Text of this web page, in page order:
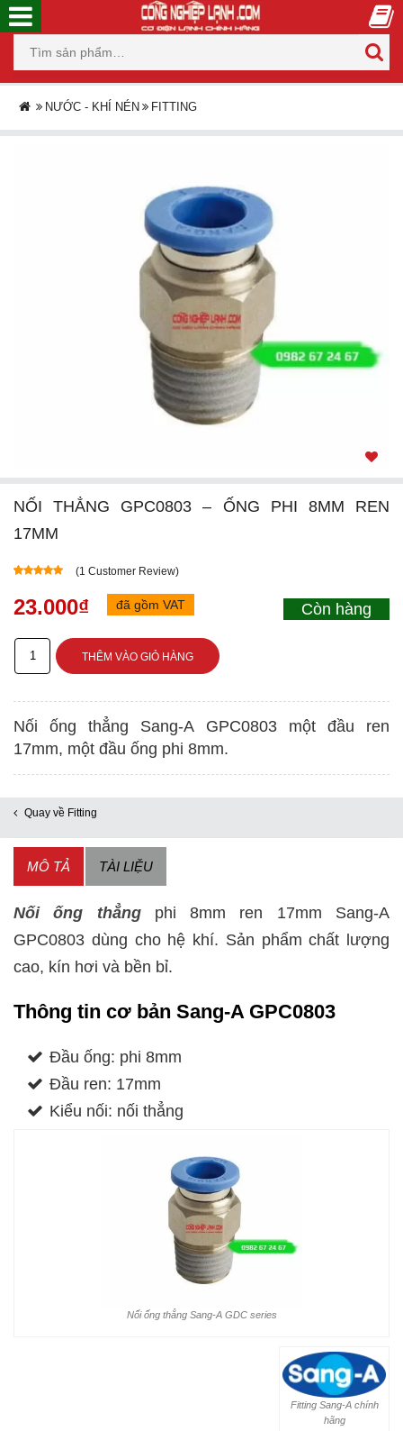
NƯỚC - KHÍ NÉN FITTING
NỐI THẲNG GPC0803 – ỐNG PHI 8MM REN
17MM
based on
customer
(1 Customer Review)
23.000₫ đã gồm VAT Còn hàng
Nối
thẳng
GPC0803
-
8mm
ren
17mm
lượng
THÊM VÀO GIỎ HÀNG
Nối ống thẳng Sang-A GPC0803 một đầu ren
17mm, một đầu ống phi 8mm.
Quay về Fitting
MÔ TẢ TÀI LIỆU
Nối ống thẳngphi 8mm ren 17mm Sang-A
GPC0803 dùng cho hệ khí. Sản phẩm chất lượng
cao, kín hơi và bền bỉ.
Thông tin cơ bản Sang-A GPC0803
Đầu ống: phi 8mm
Đầu ren: 17mm
Kiểu nối: nối thẳng
Nối ống thẳng Sang-A GDC series
Fitting Sang-A chính
hãng